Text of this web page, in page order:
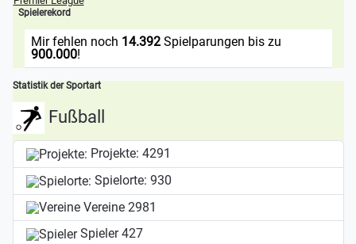
Spielerekord
Mir fehlen noch 14.392Spielparungen bis zu
900.000!
Statistik der Sportart
Fußball
Projekte: 4291
Spielorte: 930
Vereine 2981
Spieler427